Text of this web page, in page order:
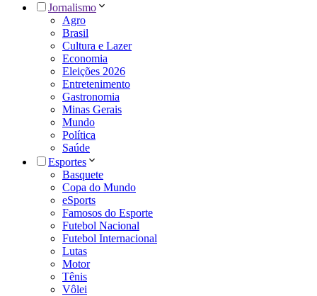
Jornalismo
Agro
Brasil
Cultura e Lazer
Economia
Eleições 2026
Entretenimento
Gastronomia
Minas Gerais
Mundo
Política
Saúde
Esportes
Basquete
Copa do Mundo
eSports
Famosos do Esporte
Futebol Nacional
Futebol Internacional
Lutas
Motor
Tênis
Vôlei